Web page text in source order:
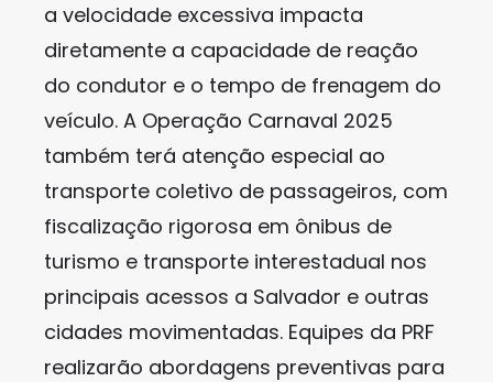
a velocidade excessiva impacta
diretamente a capacidade de reação
do condutor e o tempo de frenagem do
veículo. A Operação Carnaval 2025
também terá atenção especial ao
transporte coletivo de passageiros, com
fiscalização rigorosa em ônibus de
turismo e transporte interestadual nos
principais acessos a Salvador e outras
cidades movimentadas. Equipes da PRF
realizarão abordagens preventivas para